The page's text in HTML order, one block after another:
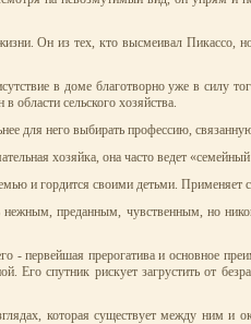
Он из тех, кто высмеивал
в доме благотворно уже в
области сельского хозяйства.
для него выбирать профессию,
хозяйка, она часто ведет «семейный
гордится своими детьми. Применяет
преданным, чувственным, но
- первейшая прерогатива и основное
Его спутник рискует загрустить от
которая существует между ним